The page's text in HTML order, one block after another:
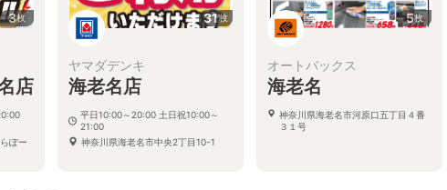
3枚
店
ぽー
31枚
ヤマダデンキ
海老名店
平日10:00～20:00 土日祝10:00～
21:00
神奈川県海老名市中央2丁目10-1
5枚
オートバックス
海老名
神奈川県海老名市河原口五丁目４番
３１号